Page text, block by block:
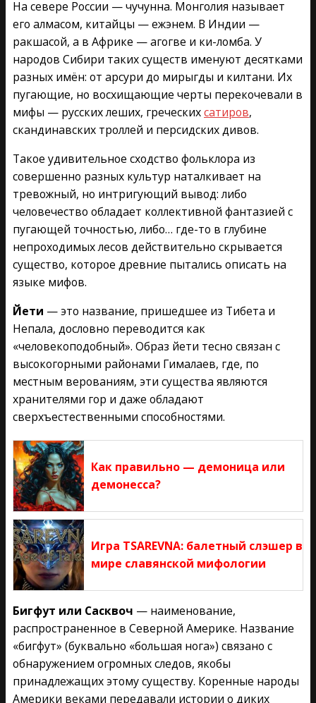
На севере России — чучунна. Монголия называет
его алмасом, китайцы — ежэнем. В Индии —
ракшасой, а в Африке — агогве и ки-ломба. У
народов Сибири таких существ именуют десятками
разных имён: от арсури до мирыгды и килтани. Их
пугающие, но восхищающие черты перекочевали в
мифы — русских леших, греческихсатиров,
скандинавских троллей и персидских дивов.
Такое удивительное сходство фольклора из
совершенно разных культур наталкивает на
тревожный, но интригующий вывод: либо
человечество обладает коллективной фантазией с
пугающей точностью, либо… где-то в глубине
непроходимых лесов действительно скрывается
существо, которое древние пытались описать на
языке мифов.
Йети — это название, пришедшее из Тибета и
Непала, дословно переводится как
«человекоподобный». Образ йети тесно связан с
высокогорными районами Гималаев, где, по
местным верованиям, эти существа являются
хранителями гор и даже обладают
сверхъестественными способностями.
Как правильно — демоница или
демонесса?
Игра TSAREVNA: балетный слэшер в
мире славянской мифологии
Бигфут или Сасквоч — наименование,
распространенное в Северной Америке. Название
«бигфут» (буквально «большая нога») связано с
обнаружением огромных следов, якобы
принадлежащих этому существу. Коренные народы
Америки веками передавали истории о диких